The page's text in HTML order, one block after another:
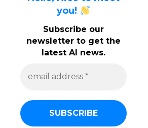
you!
Subscribe our
newsletter to get the
latest AI news.
a
d